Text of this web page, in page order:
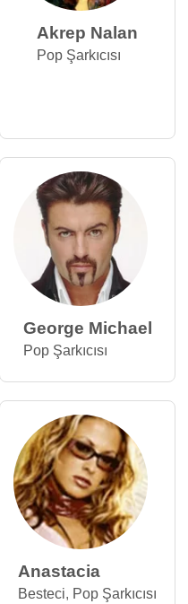
Akrep Nalan
Pop Şarkıcısı
George Michael
Pop Şarkıcısı
Anastacia
Besteci, Pop Şarkıcısı